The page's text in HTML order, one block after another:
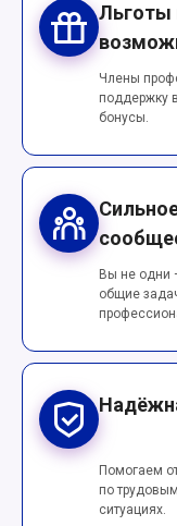
Льготы
Члены
поддержку
бонусы.
Вы не одни
общие
Помогаем
по
ситуациях.